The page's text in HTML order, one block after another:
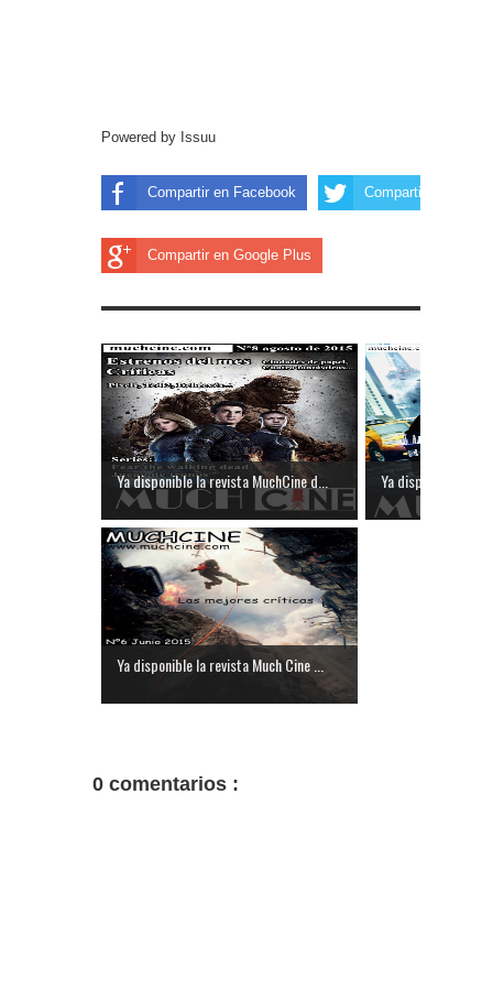
Powered by Issuu
Compartir en Facebook Compartir en Twitter
Compartir en Google Plus
Ya disponible la revista MuchCine d... Ya disponible la
Ya disponible la revista Much Cine ...
0 comentarios :